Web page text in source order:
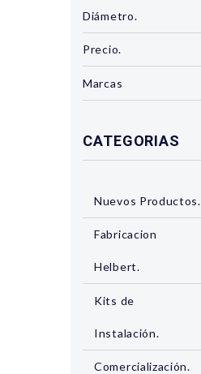
Diámetro.
Precio.
Marcas
CATEGORIAS
Nuevos Productos.
Fabricacion
Helbert.
Kits de
Instalación.
Comercialización.